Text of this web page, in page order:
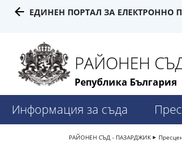
ЕДИНЕН ПОРТАЛ ЗА ЕЛЕКТРОННО
РАЙОНЕН
Република България
Информация за съда
РАЙОНЕН СЪД - ПАЗАРДЖИК